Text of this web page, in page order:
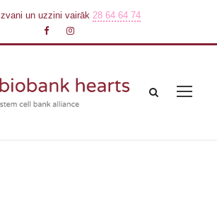
zvani un uzzini vairāk 28 64 64 74